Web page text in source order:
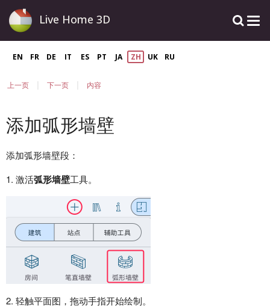
Live Home 3D
EN FR DE IT ES PT JA ZH UK RU
上一页 下一页 内容
添加弧形墙壁
添加弧形墙壁段：
1. 激活弧形墙壁工具。
2. 轻触平面图，拖动手指开始绘制。